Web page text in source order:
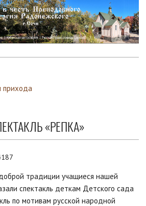
прихода
«РЕПКА»
традиции учащиеся нашей
спектакль деткам Детского сада
по мотивам русской народной